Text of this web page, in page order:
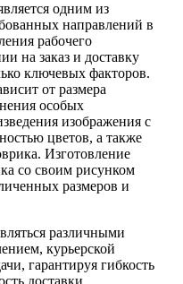
одним из
направлений в
рабочего
на заказ и доставку
ключевых факторов.
от размера
особых
изображения с
цветов, а также
Изготовление
со своим рисунком
размеров и
различными
курьерской
гарантируя гибкость